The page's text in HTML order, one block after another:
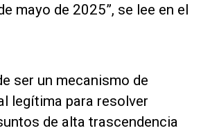
mayo de 2025”, se lee en el
ser un mecanismo de
legítima para resolver
de alta trascendencia